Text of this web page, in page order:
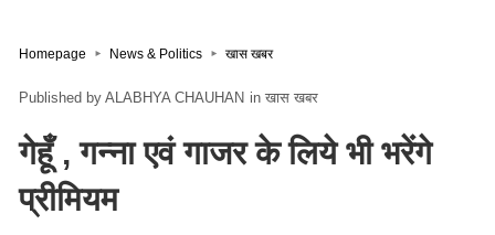
Homepage News & Politics खास खबर
ALABHYA CHAUHAN in खास खबर
गेहूँ , गन्ना एवं गाजर के लिये भी भरेंगे
प्रीमियम